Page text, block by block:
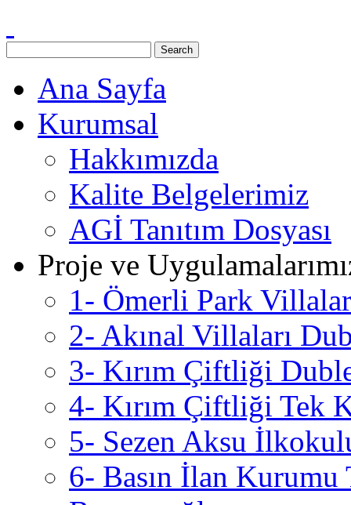
Ana Sayfa
Kurumsal
Hakkımızda
Kalite Belgelerimiz
AGİ Tanıtım Dosyası
Proje ve
1- Ömerli Park
2- Akınal Villaları
3- Kırım Çiftliği
4- Kırım Çiftliği Tek
5- Sezen Aksu
6- Basın İlan